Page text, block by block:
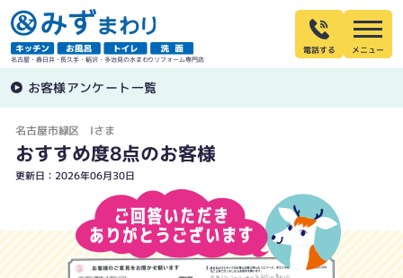
名古屋・春日井・長久手・稲沢・多治見の水まわりリフォーム専門店
電話する
お客様アンケート一覧
名古屋市緑区 Iさま
おすすめ度8点のお客様
更新日：2026年06月30日